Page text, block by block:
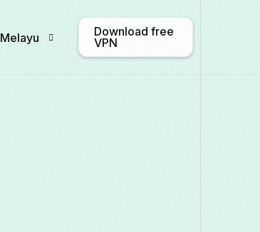
Melayu
Download free
VPN